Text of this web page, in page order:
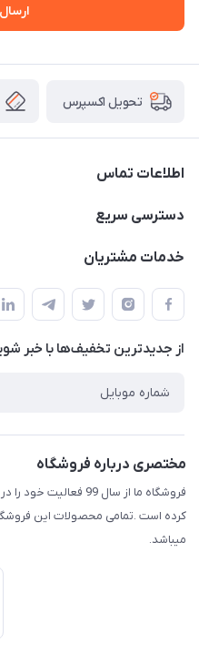
تحویل اکسپرس
اطلاعات تماس
09165044753
دسترسی سریع
حساب کاربری
لیست محصولات
درباره ما
خدمات مشتریان
قوانین و مقررات
حریم خصوصی
راهنما
از جدید‌ترین تخفیف‌ها با‌ خبر
مختصری درباره فروشگاه
فروشگاه ما از سال 99
کرده است .تمامی محصولات این
میباشد.